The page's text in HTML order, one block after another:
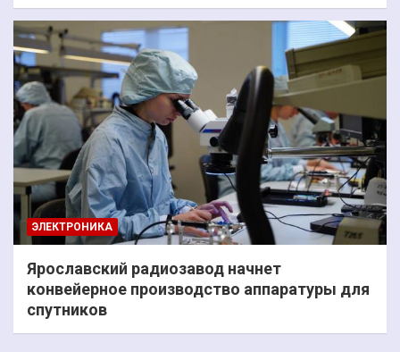
ЭЛЕКТРОНИКА
Ярославский радиозавод начнет
конвейерное производство аппаратуры для
спутников